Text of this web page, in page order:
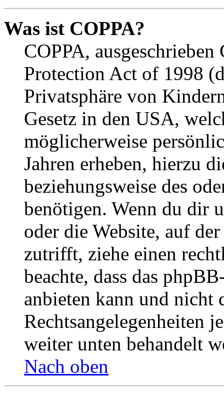
Was ist COPPA?
COPPA,
Protection Act of 1998
Privatsphäre von
Gesetz in den USA,
möglicherweise
Jahren erheben, hierzu
beziehungsweise des
benötigen. Wenn du dir
oder die Website, auf
zutrifft, ziehe einen
beachte, dass das
anbieten kann und nicht
Rechtsangelegenheiten
weiter unten behandelt
Nach oben